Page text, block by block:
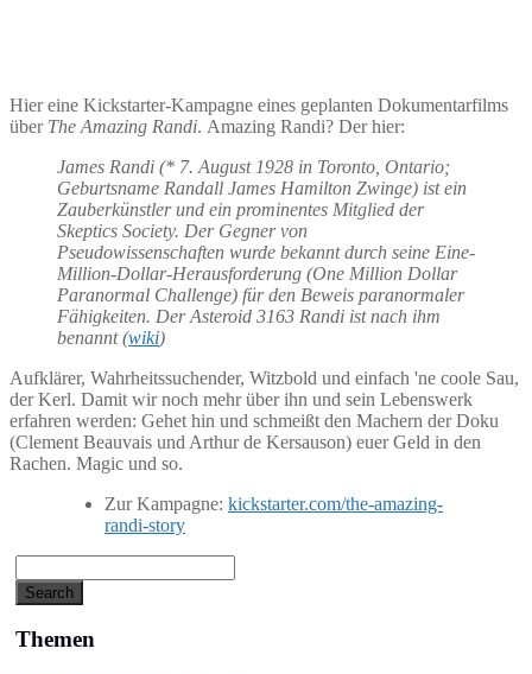
Hier eine Kickstarter-Kampagne eines geplanten Dokumentarfilms
über The Amazing Randi. Amazing Randi? Der hier:
James Randi (* 7. August 1928 in Toronto, Ontario;
Geburtsname Randall James Hamilton Zwinge) ist ein
Zauberkünstler und ein prominentes Mitglied der
Skeptics Society. Der Gegner von
Pseudowissenschaften wurde bekannt durch seine Eine-
Million-Dollar-Herausforderung (One Million Dollar
Paranormal Challenge) für den Beweis paranormaler
Fähigkeiten. Der Asteroid 3163 Randi ist nach ihm
benannt (wiki)
Aufklärer, Wahrheitssuchender, Witzbold und einfach 'ne coole Sau,
der Kerl. Damit wir noch mehr über ihn und sein Lebenswerk
erfahren werden: Gehet hin und schmeißt den Machern der Doku
(Clement Beauvais und Arthur de Kersauson) euer Geld in den
Rachen. Magic und so.
Zur Kampagne: kickstarter.com/the-amazing-
randi-story
Themen